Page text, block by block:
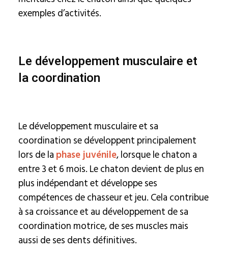
exemples d’activités.
Le développement musculaire et
la coordination
Le développement musculaire et sa
coordination se développent principalement
lors de la phase juvénile, lorsque le chaton a
entre 3 et 6 mois. Le chaton devient de plus en
plus indépendant et développe ses
compétences de chasseur et jeu. Cela contribue
à sa croissance et au développement de sa
coordination motrice, de ses muscles mais
aussi de ses dents définitives.